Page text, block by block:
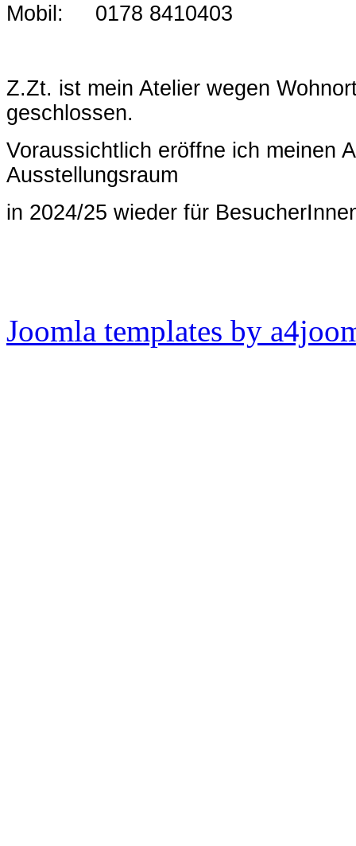
Mobil: 0178 8410403
Z.Zt. ist mein Atelier wegen
geschlossen.
Voraussichtlich eröffne ich meinen
Ausstellungsraum
in 2024/25 wieder für
Joomla templates by